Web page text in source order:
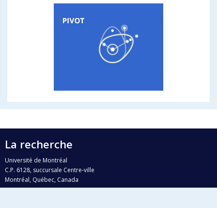
La recherche
Université de Montréal
C.P. 6128, succursale Centre-ville
Montréal, Québec, Canada
H3C 3J7